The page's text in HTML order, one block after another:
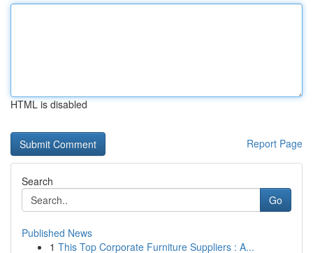
HTML is disabled
Report Page
Search
Go
Published News
1 This Top Corporate Furniture Suppliers : A...